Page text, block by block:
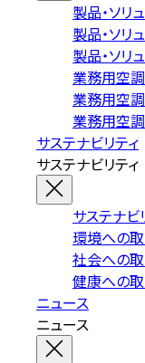
製品・ソリ
製品・ソ
製品・ソ
業務用空調
業務用空
業務用空
サステナビリティ
サステナビリティ
サステナビ
環境への
社会への
健康への
ニュース
ニュース